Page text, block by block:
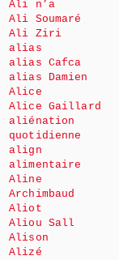
Ali n’a
Ali Soumaré
Ali Ziri
alias
alias Cafca
alias Damien
Alice
Alice Gaillard
aliénation
quotidienne
align
alimentaire
Aline
Archimbaud
Aliot
Aliou Sall
Alison
Alizé